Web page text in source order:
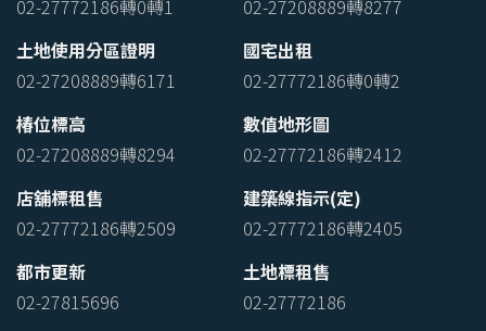
02-27772186轉0轉1
02-27208889轉8277
土地使用分區證明
02-27208889轉6171
國宅出租
02-27772186轉0轉2
椿位標高
02-27208889轉8294
數值地形圖
02-27772186轉2412
店舖標租售
02-27772186轉2509
建築線指示(定)
02-27772186轉2405
都市更新
02-27815696
土地標租售
02-27772186